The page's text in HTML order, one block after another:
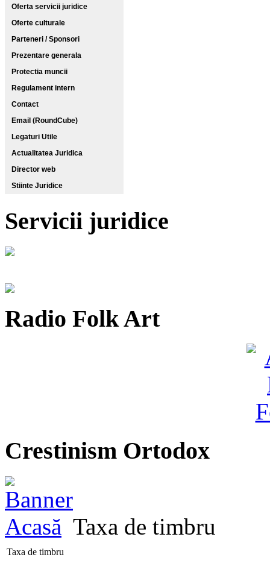
Oferta servicii juridice
Oferte culturale
Parteneri / Sponsori
Prezentare generala
Protectia muncii
Regulament intern
Contact
Email (RoundCube)
Legaturi Utile
Actualitatea Juridica
Director web
Stiinte Juridice
Servicii juridice
Radio Folk Art
Crestinism Ortodox
Acasă Taxa de timbru
Taxa de timbru